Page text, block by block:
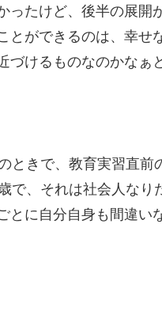
たけど、後半の展
ができるのは、幸
けるものなのかなぁ
ときで、教育実習直
で、それは社会人な
に自分自身も間違い